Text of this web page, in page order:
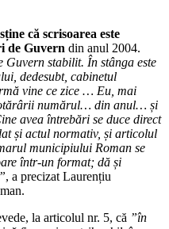
că scrisoarea este
de Guvern din anul 2004.
stabilit. În stânga este
dedesubt, cabinetul
vine ce zice … Eu, mai
numărul… din anul… și
avea întrebări se duce direct
și actul normativ, și articolul
municipiului Roman se
într-un format; dă și
, a precizat Laurențiu
la articolul nr. 5, că ”în